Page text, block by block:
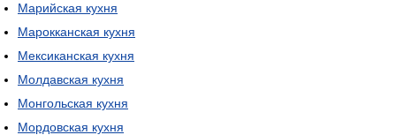
Марийская кухня
Марокканская кухня
Мексиканская кухня
Молдавская кухня
Монгольская кухня
Мордовская кухня